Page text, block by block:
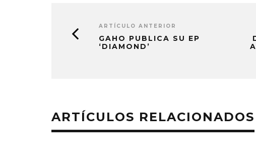
ARTÍCULO ANTERIOR
GAHO PUBLICA SU EP
‘DIAMOND’
ARTÍCULOS RELACIONADOS